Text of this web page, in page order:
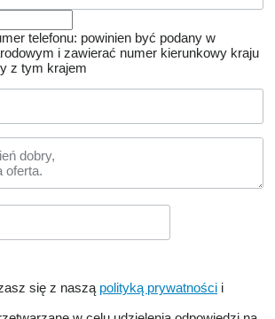
telefonu: powinien być podany w
i zawierać numer kierunkowy kraju
z tym krajem
się z naszą polityką prywatności i